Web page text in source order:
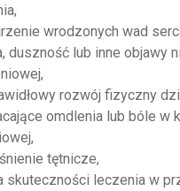
wrodzonych wad
duszność lub inne objawy
rozwój fizyczny
omdlenia lub bóle w
tętnicze,
skuteczności leczenia w